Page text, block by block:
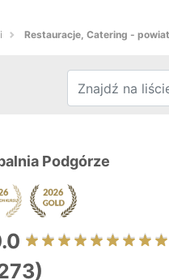
Restauracje, Catering -
Podgórze